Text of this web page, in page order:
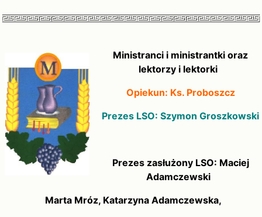
Ministranci i ministrantki oraz
lektorzy i lektorki
Opiekun: Ks. Proboszcz
Prezes LSO: Szymon Groszkowski
Prezes zasłużony LSO: Maciej
Adamczewski
Marta Mróz, Katarzyna Adamczewska,